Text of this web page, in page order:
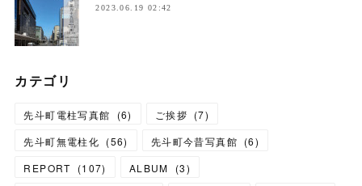
2023.06.19 02:42
カテゴリ
先斗町電柱写真館 (6) ご挨拶 (7)
先斗町無電柱化 (56) 先斗町今昔写真館 (6)
REPORT (107) ALBUM (3)